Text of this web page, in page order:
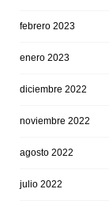
febrero 2023
enero 2023
diciembre 2022
noviembre 2022
agosto 2022
julio 2022